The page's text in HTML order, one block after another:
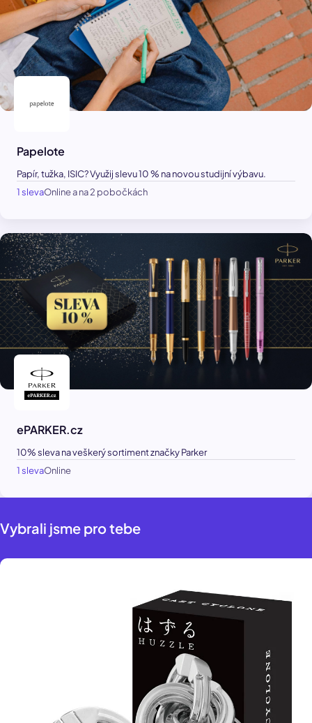
Papelote
Papír, tužka, ISIC? Využij slevu 10 % na novou studijní výbavu.
1 slevaOnline a na 2 pobočkách
ePARKER.cz
10% sleva na veškerý sortiment značky Parker
1 slevaOnline
Vybrali jsme pro tebe